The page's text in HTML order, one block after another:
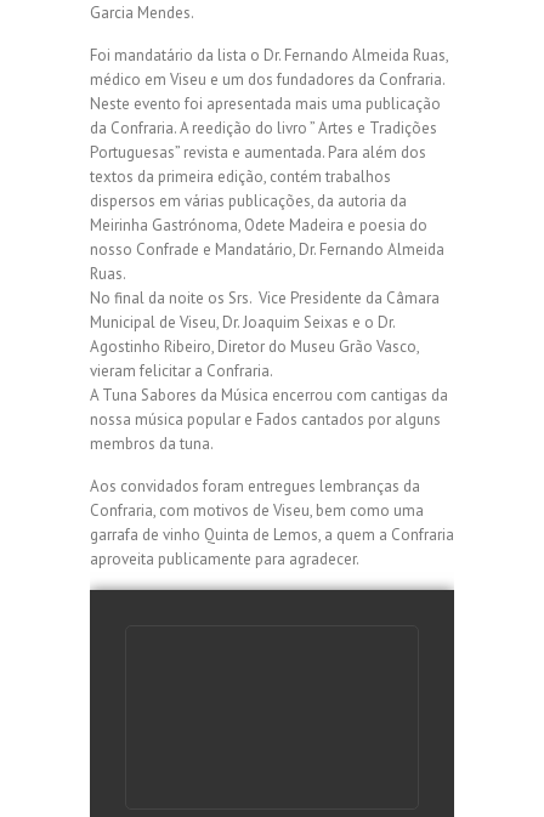
Garcia Mendes.
Foi mandatário da lista o Dr. Fernando Almeida Ruas,
médico em Viseu e um dos fundadores da Confraria.
Neste evento foi apresentada mais uma publicação
da Confraria. A reedição do livro ” Artes e Tradições
Portuguesas” revista e aumentada. Para além dos
textos da primeira edição, contém trabalhos
dispersos em várias publicações, da autoria da
Meirinha Gastrónoma, Odete Madeira e poesia do
nosso Confrade e Mandatário, Dr. Fernando Almeida
Ruas.
No final da noite os Srs. Vice Presidente da Câmara
Municipal de Viseu, Dr. Joaquim Seixas e o Dr.
Agostinho Ribeiro, Diretor do Museu Grão Vasco,
vieram felicitar a Confraria.
A Tuna Sabores da Música encerrou com cantigas da
nossa música popular e Fados cantados por alguns
membros da tuna.
Aos convidados foram entregues lembranças da
Confraria, com motivos de Viseu, bem como uma
garrafa de vinho Quinta de Lemos, a quem a Confraria
aproveita publicamente para agradecer.